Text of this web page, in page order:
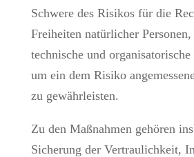
Schwere des Risikos für die
Freiheiten natürlicher Personen,
technische und
um ein dem Risiko
zu gewährleisten.
Zu den Maßnahmen gehören
Sicherung der Vertraulichkeit,